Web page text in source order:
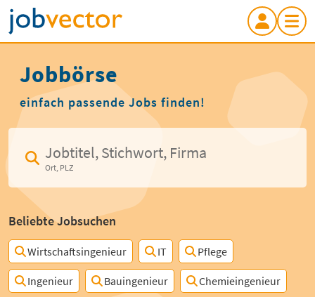
Jobbörse
einfach passende Jobs finden!
Jobtitel, Stichwort, Firma
Ort, PLZ
Beliebte Jobsuchen
Wirtschaftsingenieur IT Pflege
Ingenieur Bauingenieur Chemieingenieur